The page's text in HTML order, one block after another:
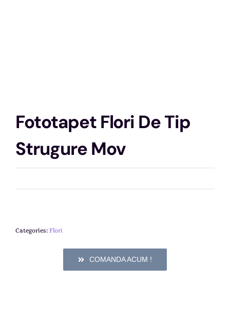
Fototapet Flori De Tip
Strugure Mov
Categories:Flori
COMANDA ACUM !